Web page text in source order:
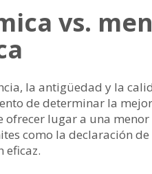
vs.
la antigüedad y la
de determinar la
ofrecer lugar a una
como la declaración
eficaz.